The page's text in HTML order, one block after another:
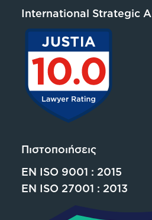
International Strategic
Πιστοποιήσεις
EN ISO 9001 : 2015
EN ISO 27001 : 2013